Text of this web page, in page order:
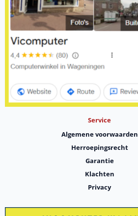
Service
Algemene voorwaarden
Herroepingsrecht
Garantie
Klachten
Privacy